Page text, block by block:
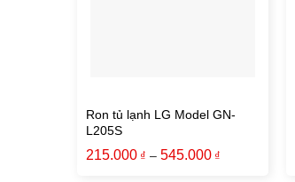
Ron tủ lạnh LG Model GN-
L205S
215.000 ₫ – 545.000 ₫